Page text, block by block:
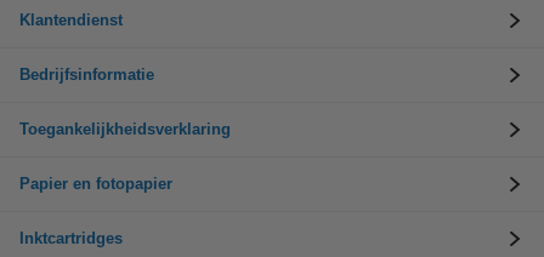
Klantendienst
Bedrijfsinformatie
Toegankelijkheidsverklaring
Papier en fotopapier
Inktcartridges